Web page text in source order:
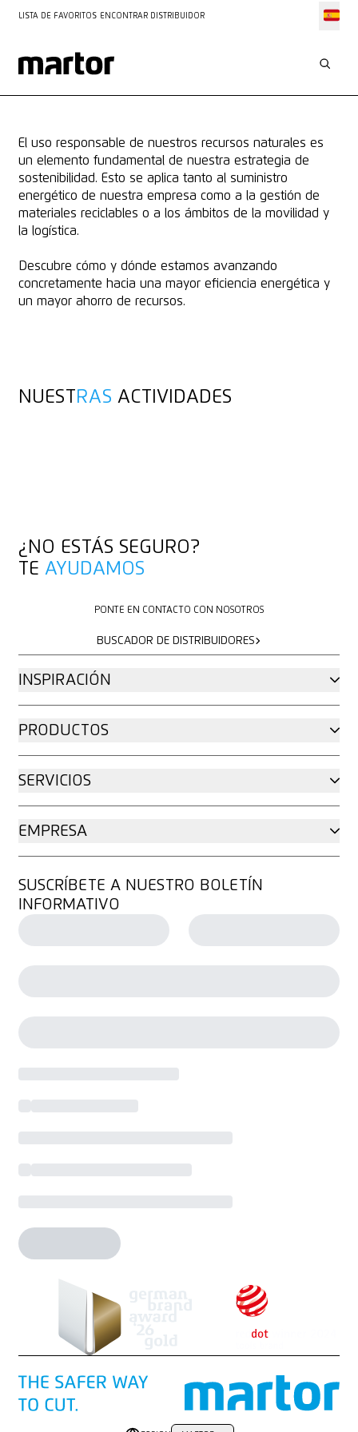
LISTA DE FAVORITOS ENCONTRAR DISTRIBUIDOR
SOSTENIBILIDAD VIVIDA
CONSERVACIÓN DE
El uso responsable de nuestros recursos naturales es
un elemento fundamental de nuestra estrategia de
sostenibilidad. Esto se aplica tanto al suministro
energético de nuestra empresa como a la gestión de
materiales reciclables o a los ámbitos de la movilidad y
la logística.
Descubre cómo y dónde estamos avanzando
concretamente hacia una mayor eficiencia energética y
un mayor ahorro de recursos.
NUESTRAS ACTIVIDADES
¿NO ESTÁS SEGURO?
TE AYUDAMOS
PONTE EN CONTACTO CON NOSOTROS
BUSCADOR DE DISTRIBUIDORES
INSPIRACIÓN
PRODUCTOS
SERVICIOS
EMPRESA
SUSCRÍBETE A NUESTRO BOLETÍN
INFORMATIVO